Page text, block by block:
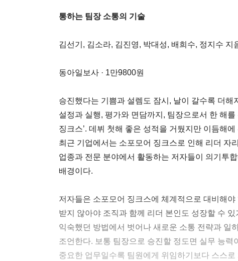
통하는 팀장 소통의 기술
김선기, 김소라, 김진영, 박대성, 배희수, 정지수 지
동아일보사 · 1만9800원
승진했다는 기쁨과 설렘도 잠시, 날이 갈수록 더
설정과 실행, 평가와 면담까지, 팀장으로서 한 해
징크스’. 데뷔 첫해 좋은 성적을 거뒀지만 이듬해
최근 기업에서는 소포모어 징크스로 인해 리더 자
업종과 전문 분야에서 활동하는 저자들이 의기투
배경이다.
저자들은 소포모어 징크스에 체계적으로 대비해
받지 않아야 조직과 함께 리더 본인도 성장할 수
익숙했던 방법에서 벗어나 새로운 소통 전략과 일
조언한다. 보통 팀장으로 승진할 정도면 실무 능
중요한 업무일수록 팀원에게 위임하기보다 스스